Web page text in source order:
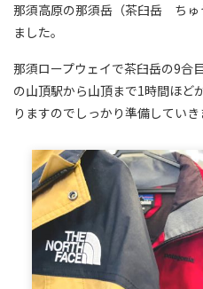
那須高原の那須岳（茶臼岳 ちゅ
ました。
那須ロープウェイで茶臼岳の9合
の山頂駅から山頂まで1時間ほど
りますのでしっかり準備していき